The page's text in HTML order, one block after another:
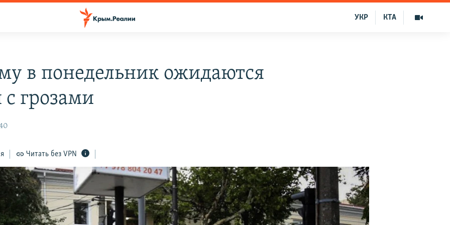
КТА
УКР
в понедельник ожидаются
грозами
Читать без VPN